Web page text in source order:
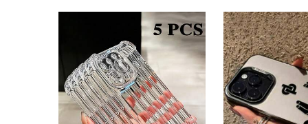
4.88
606
9.4K
4.88
606
9.4K
4.88
606